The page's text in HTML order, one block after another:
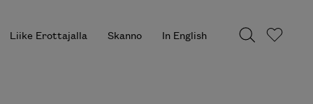
Liike Erottajalla Skanno In English